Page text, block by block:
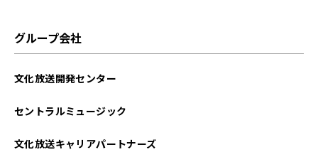
グループ会社
文化放送開発センター
セントラルミュージック
文化放送キャリアパートナーズ